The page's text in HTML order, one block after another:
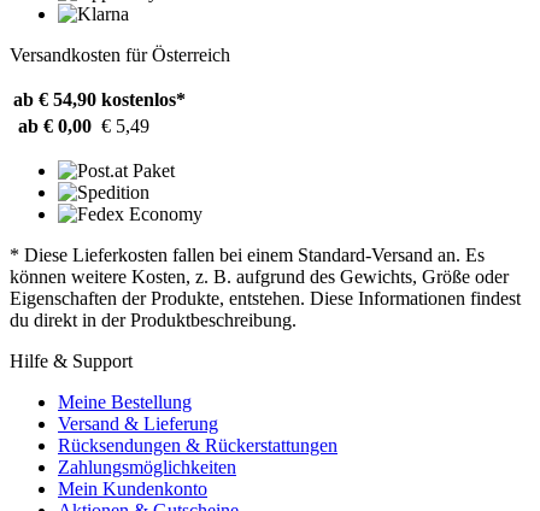
Versandkosten für Österreich
ab € 54,90 kostenlos*
ab € 0,00 € 5,49
* Diese Lieferkosten fallen bei einem Standard-Versand an. Es
können weitere Kosten, z. B. aufgrund des Gewichts, Größe oder
Eigenschaften der Produkte, entstehen. Diese Informationen findest
du direkt in der Produktbeschreibung.
Hilfe & Support
Meine Bestellung
Versand & Lieferung
Rücksendungen & Rückerstattungen
Zahlungsmöglichkeiten
Mein Kundenkonto